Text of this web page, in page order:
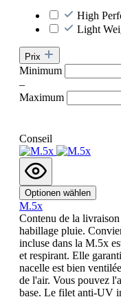
High
Light
Prix
Minimum
–
Maximum
Conseil
Optionen wählen
M.5x
Contenu de la livraison
habillage pluie.
incluse dans la M.5x
et respirant. Elle
nacelle est bien
de l'air. Vous pouvez
base. Le filet anti-UV